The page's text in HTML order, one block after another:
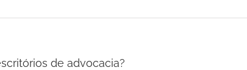
de advocacia?